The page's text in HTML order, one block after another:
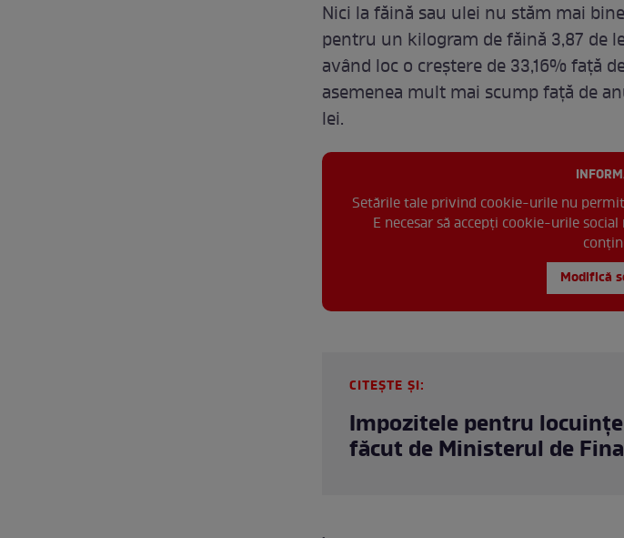
Nici la făină sau ulei nu stăm mai
pentru un kilogram de făină 3,87 de
având loc o creștere de 33,16% față
asemenea mult mai scump față de
lei.
Setările tale privind cookie-urile nu
E necesar să accepți cookie-urile
Modifică
CITEȘTE ȘI:
Impozitele pentru
făcut de Ministerul de